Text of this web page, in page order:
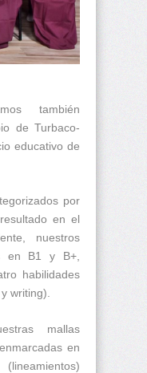
también
de Turbaco-
educativo de
por
en el
nuestros
en B1 y B+,
habilidades
writing).
mallas
en